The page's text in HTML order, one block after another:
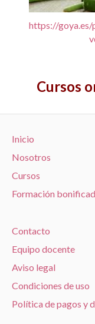
https://
Cursos
Inicio
Nosotros
Cursos
Formación
Contacto
Equipo docente
Aviso legal
Condiciones de uso
Política de pagos y